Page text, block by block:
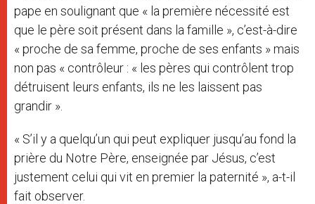
pape en soulignant que « la première nécessité est
que le père soit présent dans la famille », c’est-à-dire
« proche de sa femme, proche de ses enfants » mais
non pas « contrôleur : « les pères qui contrôlent trop
détruisent leurs enfants, ils ne les laissent pas
grandir ».
« S’il y a quelqu’un qui peut expliquer jusqu’au fond la
prière du Notre Père, enseignée par Jésus, c’est
justement celui qui vit en premier la paternité », a-t-il
fait observer.